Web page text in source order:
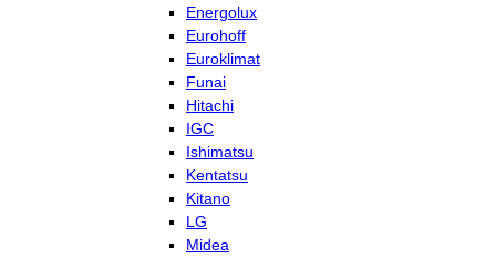
Energolux
Eurohoff
Euroklimat
Funai
Hitachi
IGC
Ishimatsu
Kentatsu
Kitano
LG
Midea